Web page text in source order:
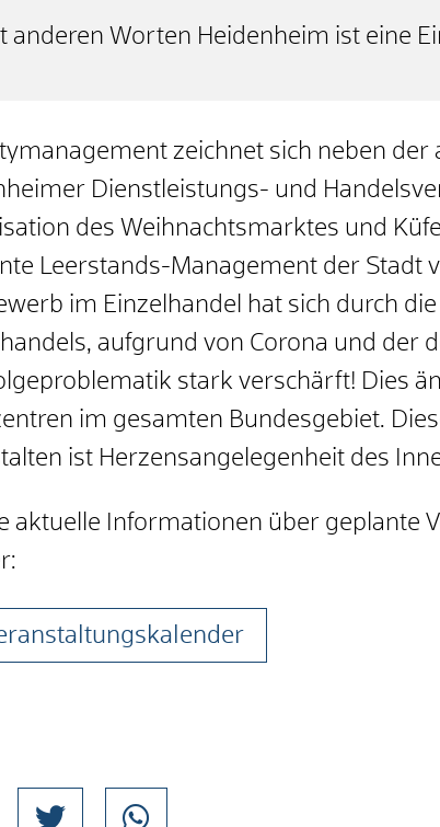
anderen Worten Heidenheim ist eine
zeichnet sich neben
Dienstleistungs- und
des Weihnachtsmarktes und
Leerstands-Management der Stadt
im Einzelhandel hat sich durch
aufgrund von Corona und der
stark verschärft! Dies
im gesamten Bundesgebiet.
ist Herzensangelegenheit des
aktuelle Informationen über geplante